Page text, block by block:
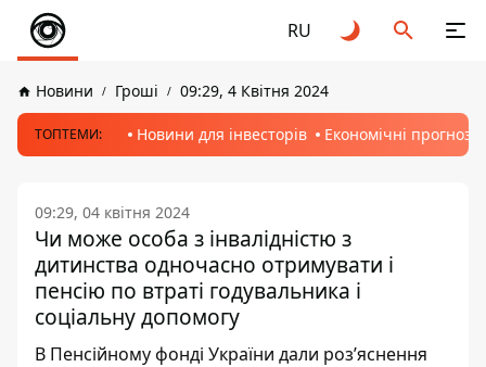
RU
Новини Гроші 09:29, 4 Квітня 2024
ТОПТЕМИ: Новини для інвесторів Економічні прогнози
09:29, 04 квітня 2024
Чи може особа з інвалідністю з
дитинства одночасно отримувати і
пенсію по втраті годувальника і
соціальну допомогу
В Пенсійному фонді України дали роз’яснення